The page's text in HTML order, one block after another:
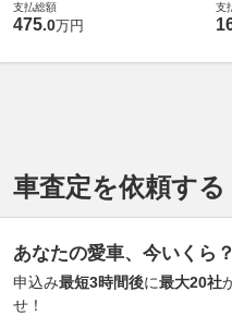
支払総額
475.0万円
支
車査定を依頼する
あなたの愛車、今いくら？
申込み最短3時間後に最大20社
せ！